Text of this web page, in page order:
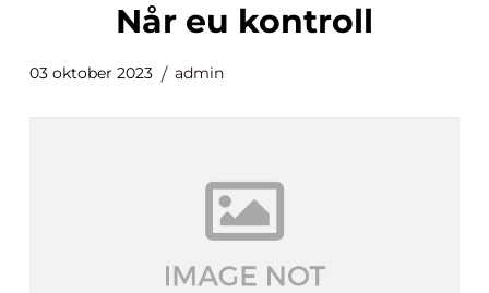
når eu kontroll
03 oktober 2023 admin